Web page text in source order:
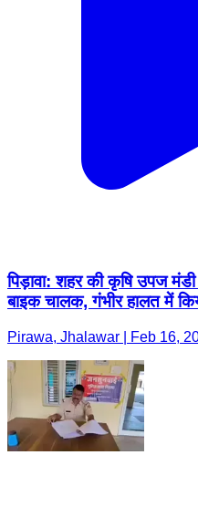
पिड़ावा: शहर की कृषि उपज
बाइक चालक, गंभीर हालत में
Pirawa, Jhalawar | Feb 16,